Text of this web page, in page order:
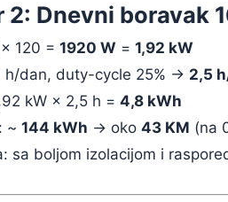
2: Dnevni boravak
120 = 1920 W = 1,92 kW
h/dan, duty-cycle 25% → 2,5
kW × 2,5 h = 4,8 kWh
: ~ 144 kWh → oko 43 KM (na
sa boljom izolacijom i